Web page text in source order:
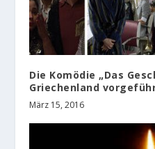
Die Komödie „Das
Griechenland
März 15, 2016